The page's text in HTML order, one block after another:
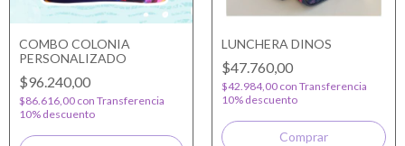
COMBO COLONIA
PERSONALIZADO
$96.240,00
$86.616,00 con Transferencia
10% descuento
LUNCHERA DINOS
$47.760,00
$42.984,00 con Transferencia
10% descuento